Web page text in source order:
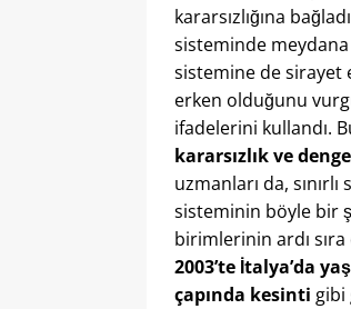
kararsızlığına
sisteminde
sistemine de sirayet
erken olduğunu
ifadelerini kullandı​.
kararsızlık ve
uzmanları da,
sisteminin böyle bir
birimlerinin ardı
2003’te İtalya’da
çapında kesinti gibi